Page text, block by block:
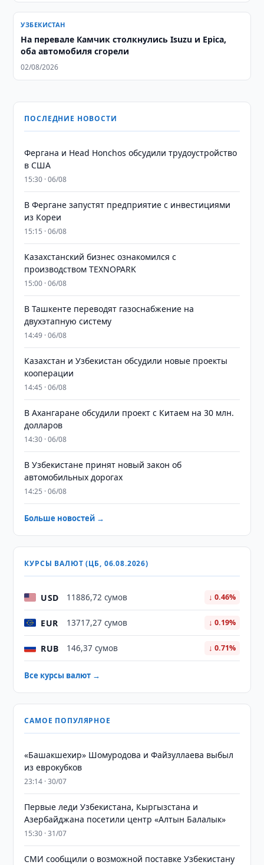
УЗБЕКИСТАН
На перевале Камчик столкнулись Isuzu и Epica,
оба автомобиля сгорели
02/08/2026
ПОСЛЕДНИЕ НОВОСТИ
Фергана и Head Honchos обсудили трудоустройство
в США
15:30 · 06/08
В Фергане запустят предприятие с инвестициями
из Кореи
15:15 · 06/08
Казахстанский бизнес ознакомился с
производством TEXNOPARK
15:00 · 06/08
В Ташкенте переводят газоснабжение на
двухэтапную систему
14:49 · 06/08
Казахстан и Узбекистан обсудили новые проекты
кооперации
14:45 · 06/08
В Ахангаране обсудили проект с Китаем на 30 млн.
долларов
14:30 · 06/08
В Узбекистане принят новый закон об
автомобильных дорогах
14:25 · 06/08
Больше новостей →
КУРСЫ ВАЛЮТ (ЦБ, 06.08.2026)
USD 11886,72 сумов ↓ 0.46%
EUR 13717,27 сумов ↓ 0.19%
RUB 146,37 сумов ↓ 0.71%
Все курсы валют →
САМОЕ ПОПУЛЯРНОЕ
«Башакшехир» Шомуродова и Файзуллаева выбыл
из еврокубков
23:14 · 30/07
Первые леди Узбекистана, Кыргызстана и
Азербайджана посетили центр «Алтын Балалык»
15:30 · 31/07
СМИ сообщили о возможной поставке Узбекистану